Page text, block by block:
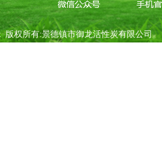
版权所有:景德镇市御龙活性炭有限公